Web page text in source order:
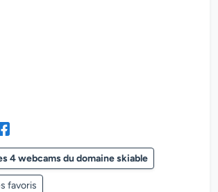
4 webcams du domaine skiable
favoris